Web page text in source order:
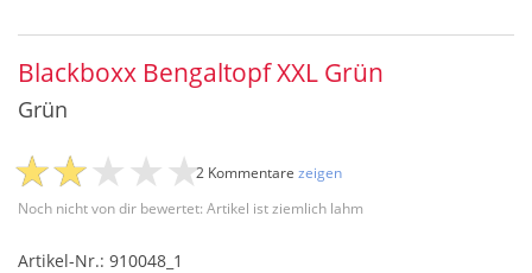
Blackboxx Bengaltopf XXL Grün
Grün
Noch nicht von dir bewertet: Artikel ist ziemlich lahm
2 Kommentare zeigen
Artikel-Nr.: 910048_1